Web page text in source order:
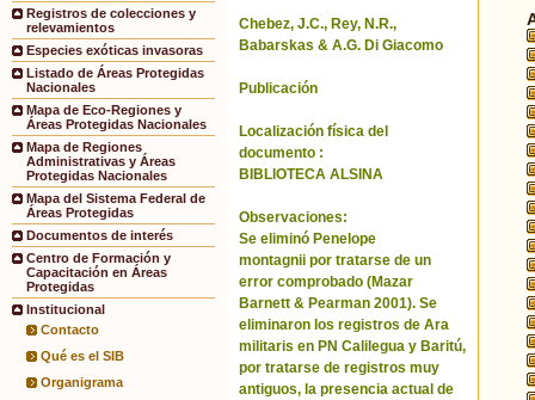
Registros de colecciones y
relevamientos
Especies exóticas invasoras
Listado de Áreas Protegidas
Nacionales
Mapa de Eco-Regiones y
Áreas Protegidas Nacionales
Mapa de Regiones
Administrativas y Áreas
Protegidas Nacionales
Mapa del Sistema Federal de
Áreas Protegidas
Documentos de interés
Centro de Formación y
Capacitación en Áreas
Protegidas
Institucional
Contacto
Qué es el SIB
Organigrama
Chebez, J.C., Rey, N.R.,
Babarskas & A.G. Di Giacomo
Publicación
Localización física del
documento :
BIBLIOTECA ALSINA
Observaciones:
Se eliminó Penelope
montagnii por tratarse de un
error comprobado (Mazar
Barnett & Pearman 2001). Se
eliminaron los registros de Ara
militaris en PN Calilegua y Baritú,
por tratarse de registros muy
antiguos, la presencia actual de